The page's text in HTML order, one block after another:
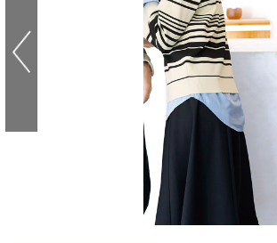
カーテン・ラグ・ファブリック
美容・健康・サプリメント
制服・スクールすべて
制服・学生服
ジュニア・ティーンズ下着
大きいサイズ通販すべて
大きいサイズ レディース服
大きいサイズ レディース下着
バーゲン
カーテン・ラグ・ファブリック
ジュニア・ティーンズ下着
大きいサイズ通販すべて
大きいサイズ レディース服
大きいサイズ レディース下着
大きいサイズ 事務・制服
詳細検索
カタログ・チラシからのご注文